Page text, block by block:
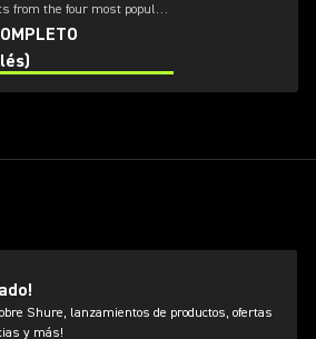
from the four most popular
Shure, lanzamientos de productos, ofertas
y más!